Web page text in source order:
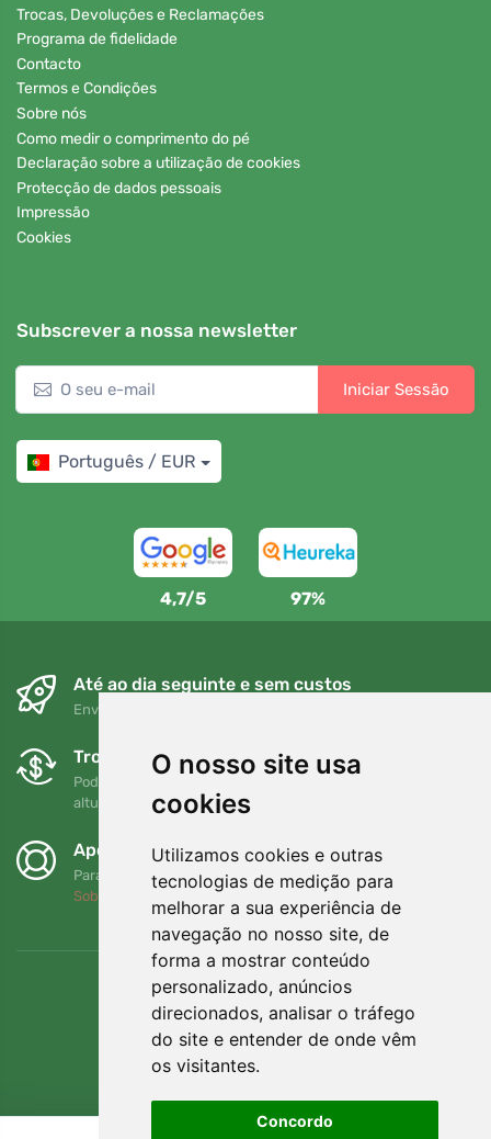
O nosso site usa
cookies
Utilizamos cookies e outras
tecnologias de medição para
melhorar a sua experiência de
navegação no nosso site, de
forma a mostrar conteúdo
personalizado, anúncios
direcionados, analisar o tráfego
do site e entender de onde vêm
os visitantes.
Concordo
Trocas, Devoluções e Reclamações
Programa de fidelidade
Contacto
Termos e Condições
Sobre nós
Como medir o comprimento do pé
Declaração sobre a utilização de cookies
Protecção de dados pessoais
Impressão
Cookies
Subscrever a nossa newsletter
Iniciar Sessão
Português / EUR
4,7/5 97%
Até ao dia seguinte e sem custos
Envio gratuito para encomendas superiores a 80 EUR
Trocas e devoluções gratuitas
Pode devolver ou trocar a sua encomenda em qualquer
altura no prazo de 90 dias
Apoiamos a Trees.org
Para cada encomenda plantamos uma árvore! Leia mais
Sobre nós